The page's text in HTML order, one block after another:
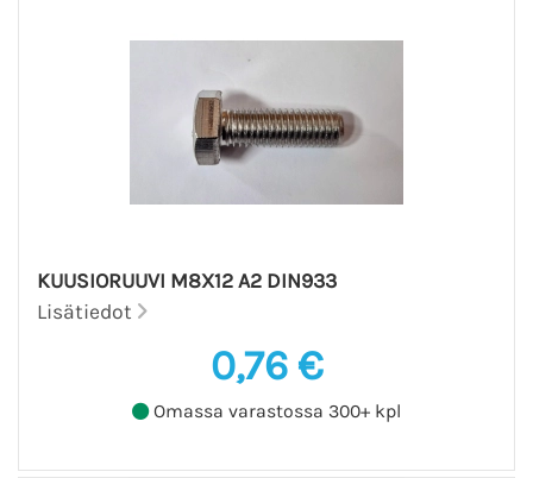
KUUSIORUUVI M8X12 A2 DIN933
Lisätiedot
0,76 €
Omassa varastossa 300+ kpl